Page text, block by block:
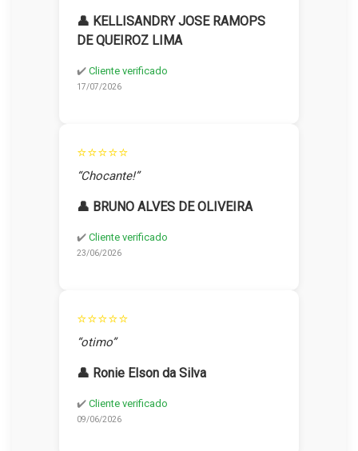
👤 KELLISANDRY JOSE RAMOPS
DE QUEIROZ LIMA
✔️ Cliente verificado
17/07/2026
⭐⭐⭐⭐⭐
“Chocante!”
👤 BRUNO ALVES DE OLIVEIRA
✔️ Cliente verificado
23/06/2026
⭐⭐⭐⭐⭐
“otimo”
👤 Ronie Elson da Silva
✔️ Cliente verificado
09/06/2026